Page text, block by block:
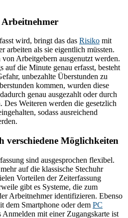
wird, bringt das das Risiko mit
arbeiten als sie eigentlich müssten.
Arbeitgebern ausgenutzt werden.
auf die Minute genau erfasst, besteht
unbezahlte Überstunden zu
kommen, wurden diese
genau ausgezahlt oder durch
Des Weiteren werden die gesetzlich
sodass ausreichend
Möglichkeiten
sind ausgesprochen flexibel.
auf die klassische Stechuhr
Vorteilen der Zeiterfassung
gibt es Systeme, die zum
Arbeitnehmer identifizieren. Ebenso
dem Smartphone oder dem PC
mit einer Zugangskarte ist